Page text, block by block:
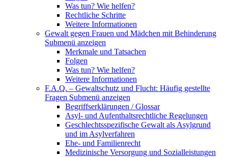
Was tun? Wie helfen?
Rechtliche Schritte
Weitere Informationen
Gewalt gegen Frauen und Mädchen mit Behinderung
Submenü anzeigen
Merkmale und Tatsachen
Folgen
Was tun? Wie helfen?
Weitere Informationen
F.A.Q. – Gewaltschutz und Flucht: Häufig gestellte
Fragen Submenü anzeigen
Begriffserklärungen / Glossar
Asyl- und Aufenthaltsrechtliche Regelungen
Geschlechtsspezifische Gewalt als Asylgrund
und im Asylverfahren
Ehe- und Familienrecht
Medizinische Versorgung und Sozialleistungen